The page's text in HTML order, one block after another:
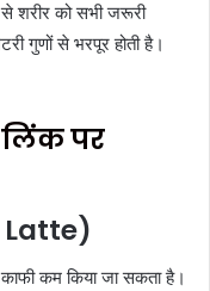
शरीर को सभी जरूरी
गुणों से भरपूर होती है।
पर
)
कम किया जा सकता है।